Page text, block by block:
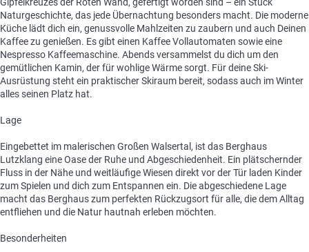
Naturgeschichte, das jede Übernachtung besonders macht. Die moderne
Küche lädt dich ein, genussvolle Mahlzeiten zu zaubern und auch Deinen
Kaffee zu genießen. Es gibt einen Kaffee Vollautomaten sowie eine
Nespresso Kaffeemaschine. Abends versammelst du dich um den
gemütlichen Kamin, der für wohlige Wärme sorgt. Für deine Ski-
Ausrüstung steht ein praktischer Skiraum bereit, sodass auch im Winter
alles seinen Platz hat.
Lage
Eingebettet im malerischen Großen Walsertal, ist das Berghaus
Lutzklang eine Oase der Ruhe und Abgeschiedenheit. Ein plätschernder
Fluss in der Nähe und weitläufige Wiesen direkt vor der Tür laden Kinder
zum Spielen und dich zum Entspannen ein. Die abgeschiedene Lage
macht das Berghaus zum perfekten Rückzugsort für alle, die dem Alltag
entfliehen und die Natur hautnah erleben möchten.
Besonderheiten